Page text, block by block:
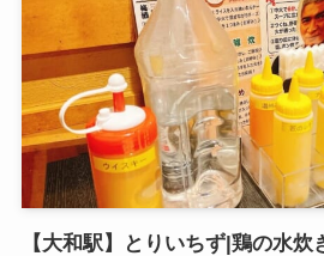
【大和駅】とりいちず|鶏の水炊